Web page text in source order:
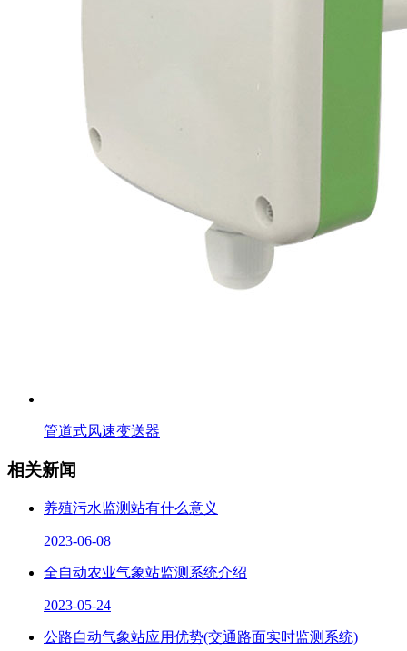
管道式风速变送器
相关新闻
养殖污水监测站有什么意义
2023-06-08
全自动农业气象站监测系统介绍
2023-05-24
公路自动气象站应用优势(交通路面实时监测系统)